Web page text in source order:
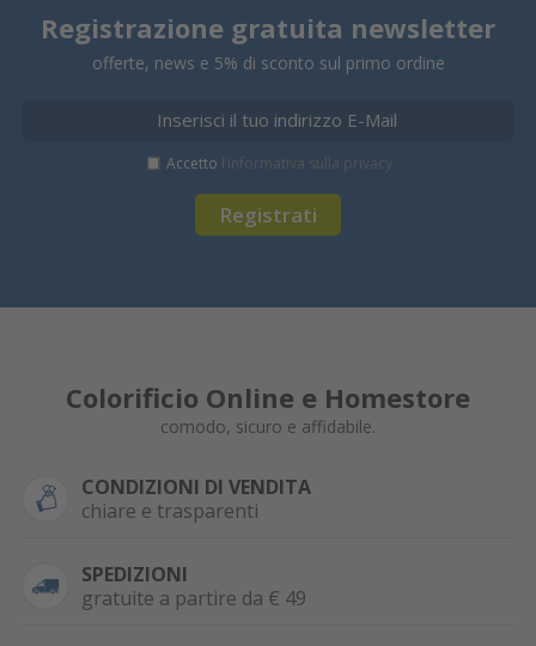
Registrazione gratuita newsletter
offerte, news e 5% di sconto sul primo ordine
Registrati
Accetto l’informativa sulla privacy
Colorificio Online e Homestore
comodo, sicuro e affidabile.
CONDIZIONI DI VENDITA
chiare e trasparenti
SPEDIZIONI
gratuite a partire da € 49